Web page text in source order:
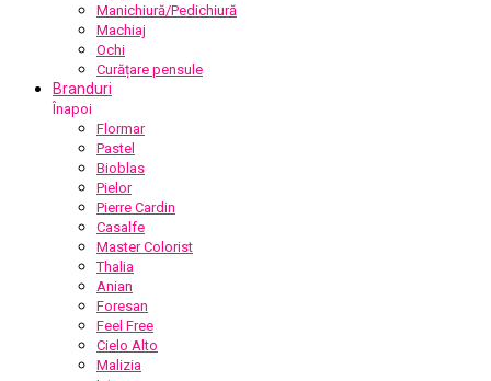
Manichiură/Pedichiură
Machiaj
Ochi
Curățare pensule
Branduri
Înapoi
Flormar
Pastel
Bioblas
Pielor
Pierre Cardin
Casalfe
Master Colorist
Thalia
Anian
Foresan
Feel Free
Cielo Alto
Malizia